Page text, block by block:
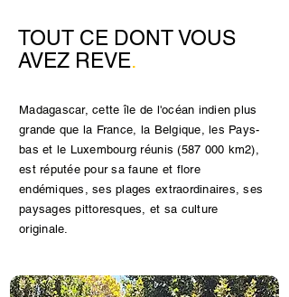
TOUT CE DONT VOUS
AVEZ REVE.
Madagascar, cette île de l'océan indien plus
grande que la France, la Belgique, les Pays-
bas et le Luxembourg réunis (587 000 km2),
est réputée pour sa faune et flore
endémiques, ses plages extraordinaires, ses
paysages pittoresques, et sa culture
originale.